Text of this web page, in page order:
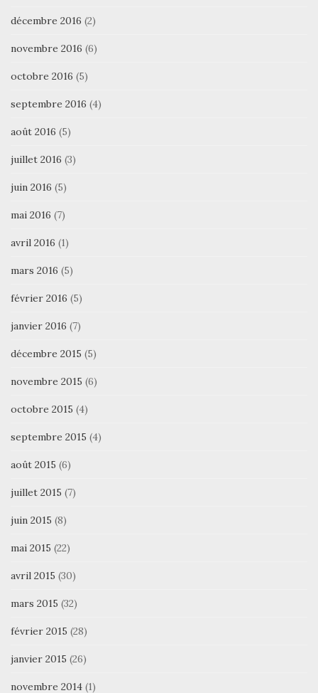
décembre 2016 (2)
novembre 2016 (6)
octobre 2016 (5)
septembre 2016 (4)
août 2016 (5)
juillet 2016 (3)
juin 2016 (5)
mai 2016 (7)
avril 2016 (1)
mars 2016 (5)
février 2016 (5)
janvier 2016 (7)
décembre 2015 (5)
novembre 2015 (6)
octobre 2015 (4)
septembre 2015 (4)
août 2015 (6)
juillet 2015 (7)
juin 2015 (8)
mai 2015 (22)
avril 2015 (30)
mars 2015 (32)
février 2015 (28)
janvier 2015 (26)
novembre 2014 (1)